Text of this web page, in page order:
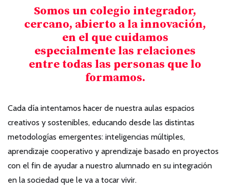
Somos un colegio integrador,
cercano, abierto a la innovación,
en el que cuidamos
especialmente las relaciones
entre todas las personas que lo
formamos.
Cada día intentamos hacer de nuestra aulas espacios
creativos y sostenibles, educando desde las distintas
metodologías emergentes: inteligencias múltiples,
aprendizaje cooperativo y aprendizaje basado en proyectos
con el fin de ayudar a nuestro alumnado en su integración
en la sociedad que le va a tocar vivir.